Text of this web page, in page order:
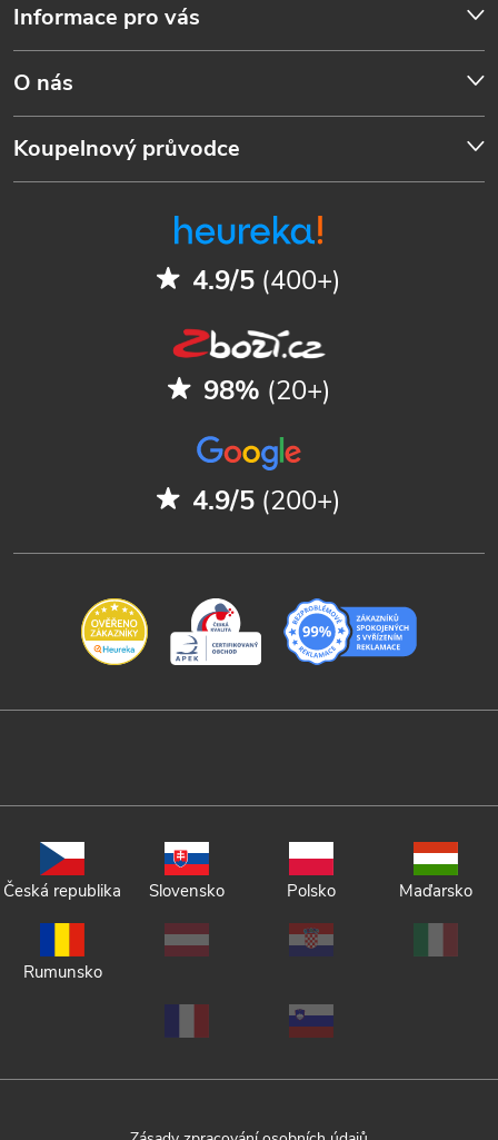
Informace pro vás
O nás
Koupelnový průvodce
4.9/5 (400+)
98% (20+)
4.9/5 (200+)
Česká republika Slovensko Polsko Maďarsko
Rumunsko